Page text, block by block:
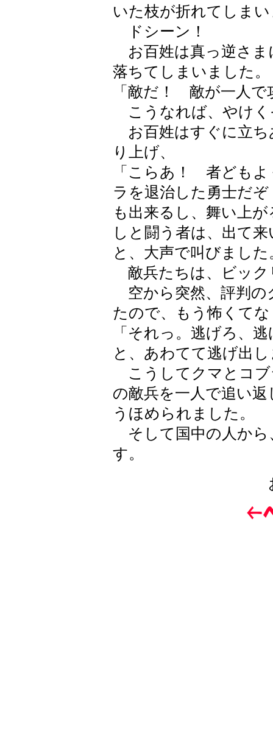
いた枝が折れてしま
ドシーン！
お百姓は真っ逆さま
落ちてしまいました。
「敵だ！ 敵が一人で
こうなれば、やけく
お百姓はすぐに立ち
り上げ、
「こらあ！ 者ども
ラを退治した勇士だ
も出来るし、舞い上
しと闘う者は、出て来
と、大声で叫びました
敵兵たちは、ビック
空から突然、評判の
たので、もう怖くて
「それっ。逃げろ、
と、あわてて逃げ出
こうしてクマとコブ
の敵兵を一人で追い
うほめられました。
そして国中の人から
す。